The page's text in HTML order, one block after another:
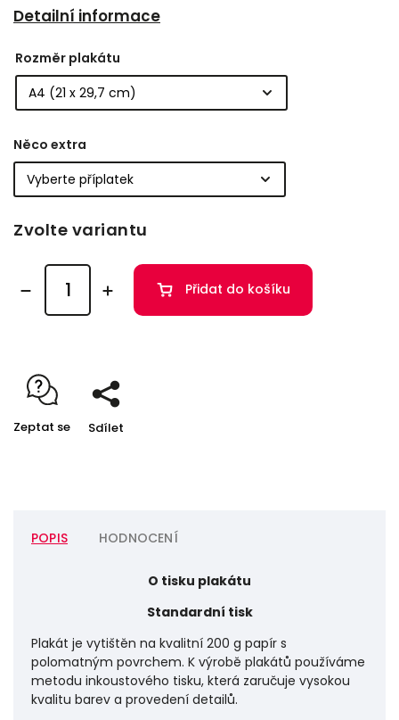
Detailní informace
Rozměr plakátu
Něco extra
Zvolte variantu
Přidat do košíku
Zeptat se Sdílet
POPIS HODNOCENÍ
O tisku plakátu
Standardní tisk
Plakát je vytištěn na kvalitní 200 g papír s
polomatným povrchem. K výrobě plakátů používáme
metodu inkoustového tisku, která zaručuje vysokou
kvalitu barev a provedení detailů.